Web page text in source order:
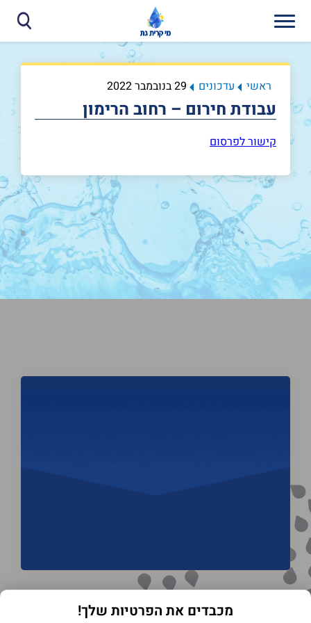
ראשי עדכונים 29 בנובמבר 2022
עבודת חירום – רחוב הרימון
קישור לפרסום
מכבדים את הפרטיות שלך!